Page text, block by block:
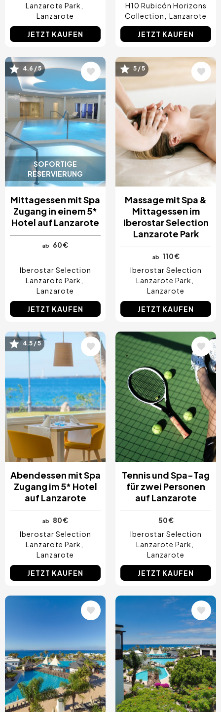
Lanzarote Park
Lanzarote
JETZT KAUFEN
H10 Rubicón Horizons
Collection
Lanzarote
JETZT KAUFEN
SOFORTIGE
RESERVIERUNG
Bild4.6 / 5
Mittagessen mit Spa
Zugang in einem 5*
Hotel auf Lanzarote
ab 60 €
Iberostar Selection
Lanzarote Park
Lanzarote
JETZT KAUFEN
Bild5 / 5
Massage mit Spa &
Mittagessen im
Iberostar Selection
Lanzarote Park
ab
110 €
Iberostar Selection
Lanzarote Park
Lanzarote
JETZT KAUFEN
Bild4.5 / 5
Abendessen mit Spa
Zugang im 5* Hotel
auf Lanzarote
ab
80 €
Iberostar Selection
Lanzarote Park
Lanzarote
JETZT KAUFEN
Bild
Tennis und Spa-Tag
für zwei Personen
auf Lanzarote
50 €
Iberostar Selection
Lanzarote Park
Lanzarote
JETZT KAUFEN